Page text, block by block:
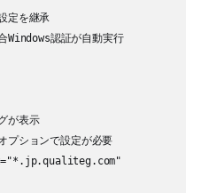
定を継承
Windows認証が自動実行
が表示
プションで設定が必要